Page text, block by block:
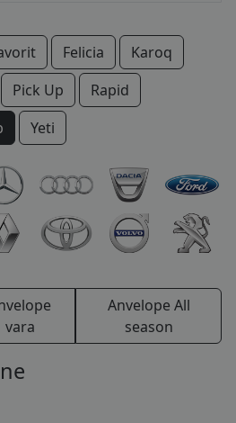
AUTO
COMPANII
Felicia
Karoq
Pick Up
Rapid
Yeti
vara
Anvelope All
season